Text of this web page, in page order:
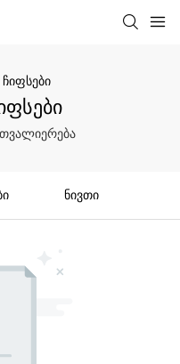
ჩიფსები
Ნივთი